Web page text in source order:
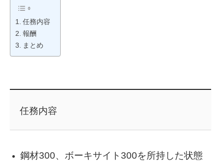
任務内容
報酬
まとめ
任務内容
鋼材300、ボーキサイト300を所持した状態